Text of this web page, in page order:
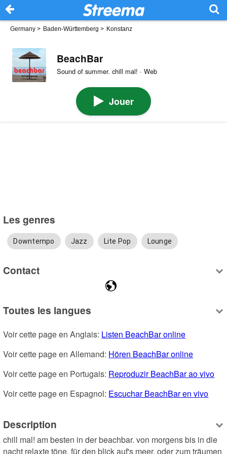
Germany > Baden-Württemberg > Konstanz
BeachBar
Sound of summer. chill mal! · Web
Jouer
Les genres
Downtempo Jazz Lite Pop Lounge
Contact
Toutes les langues
Voir cette page en Anglais: Listen BeachBar online
Voir cette page en Allemand: Hören BeachBar online
Voir cette page en Portugais: Reproduzir BeachBar ao vivo
Voir cette page en Espagnol: Escuchar BeachBar en vivo
Description
chill mal! am besten in der beachbar. von morgens bis in die
nacht relaxte töne. für den blick auf's meer. oder zum träumen